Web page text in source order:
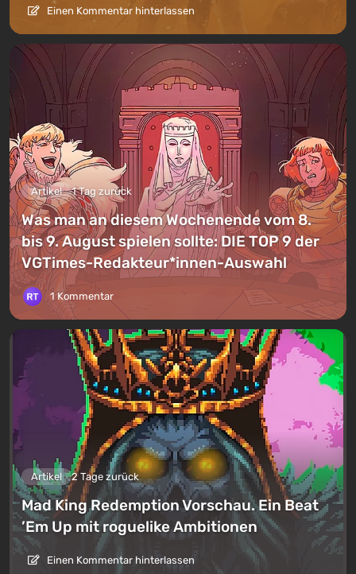
Einen Kommentar hinterlassen
Artikel 1 Tag zurück
Was man an diesem Wochenende vom 8.
bis 9. August spielen sollte: DIE TOP 9 der
VGTimes-Redakteur*innen-Auswahl
1 Kommentar
Artikel 2 Tage zurück
Mad King Redemption Vorschau. Ein Beat
’Em Up mit roguelike Ambitionen
Einen Kommentar hinterlassen